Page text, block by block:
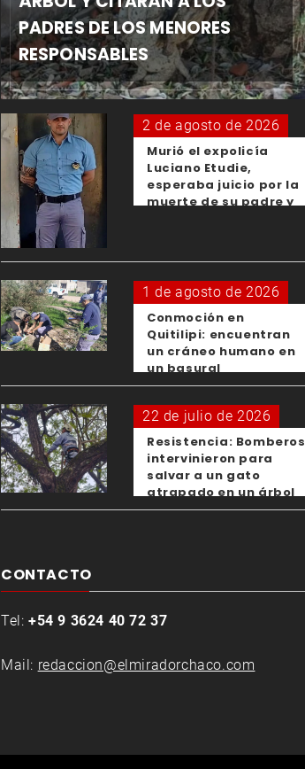
PADRES DE LOS MENORES
RESPONSABLES
2 de agosto de 2026
Murió el expolicía
Luciano Etudie,
esperaba juicio por la
muerte de su padre y
1 de agosto de 2026
Conmoción en
Quitilipi: encuentran
un cráneo humano en
un basural
22 de julio de 2026
Resistencia: Bomberos
intervinieron para
salvar a un gato
atrapado en un árbol
CONTACTO
Tel: +54 9 3624 40 72 37
Mail: redaccion@elmiradorchaco.com